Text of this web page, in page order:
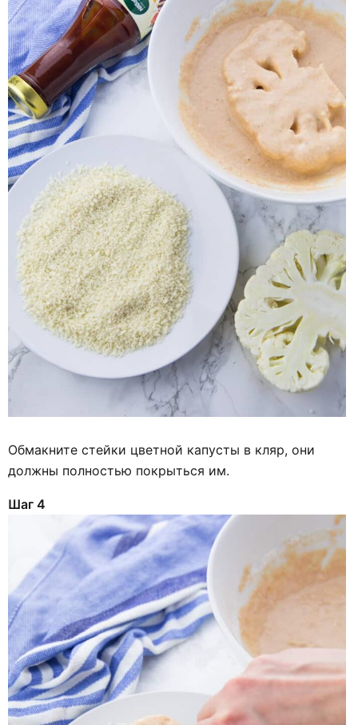
Обмакните стейки цветной капусты в кляр, они
должны полностью покрыться им.
Шаг 4